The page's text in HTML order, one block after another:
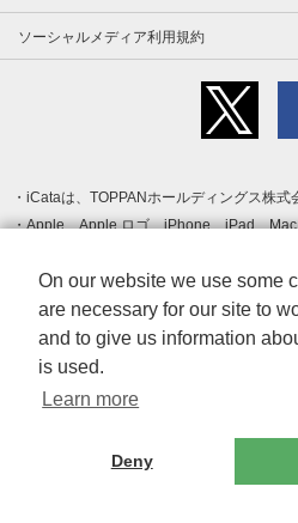
ソーシャルメディア利用規約
iCataは、TOPPANホールディングス株式
Apple、Apple ロゴ、iPhone、iPad、
登録された Apple Inc. の商標です。App
クです。
Android、Google Play および Google
す。
Windows は Microsoft Inc.の米国および
標です。
Adobe、Adobe Reader、Adobe PDF は
その他、記載されている会社名、商品名
On our website we use some
are necessary for our site to
and to give us information
is used.
Learn more
Deny